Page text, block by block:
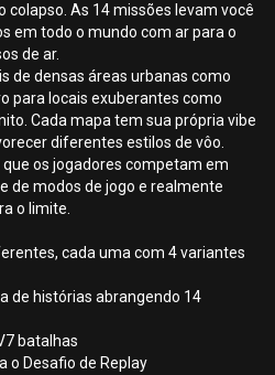
colapso. As 14 missões levam você
em todo o mundo com ar para o
de ar.
de densas áreas urbanas como
para locais exuberantes como
Cada mapa tem sua própria vibe
diferentes estilos de vôo.
os jogadores competam em
de modos de jogo e realmente
o limite.
cada uma com 4 variantes
de histórias abrangendo 14
batalhas
o Desafio de Replay